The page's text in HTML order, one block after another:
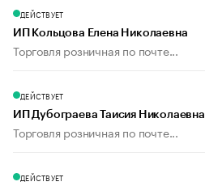
ДЕЙСТВУЕТ
ИП Кольцова Елена Николаевна
Торговля розничная по почте...
ДЕЙСТВУЕТ
ИП Дубограева Таисия Николаевна
Торговля розничная по почте...
ДЕЙСТВУЕТ